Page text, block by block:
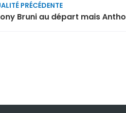
PRÉCÉDENTE